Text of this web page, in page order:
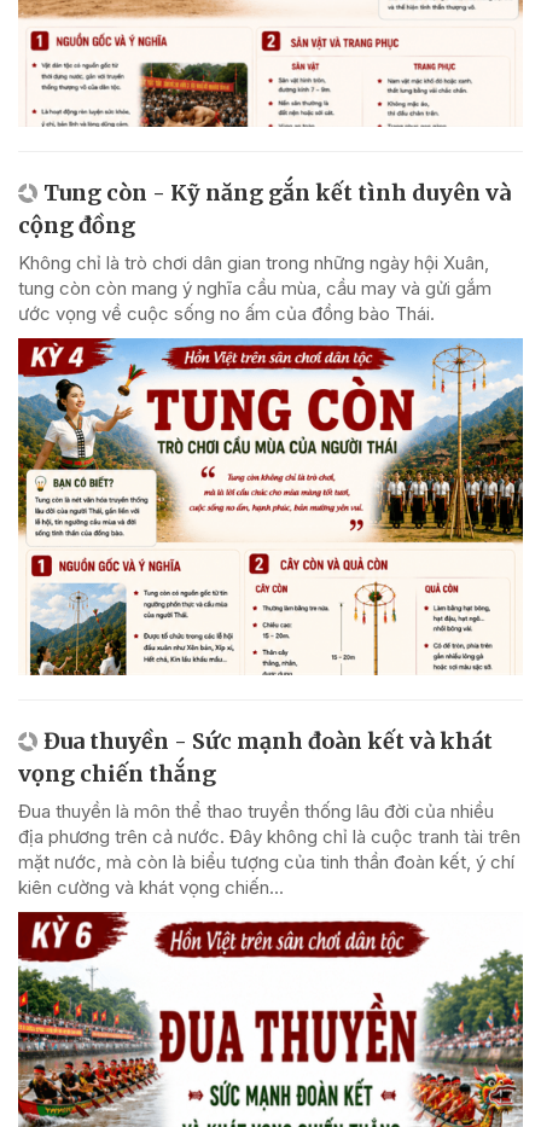
Tung còn - Kỹ năng gắn kết tình duyên và
cộng đồng
Không chỉ là trò chơi dân gian trong những ngày hội Xuân,
tung còn còn mang ý nghĩa cầu mùa, cầu may và gửi gắm
ước vọng về cuộc sống no ấm của đồng bào Thái.
Đua thuyền - Sức mạnh đoàn kết và khát
vọng chiến thắng
Đua thuyền là môn thể thao truyền thống lâu đời của nhiều
địa phương trên cả nước. Đây không chỉ là cuộc tranh tài trên
mặt nước, mà còn là biểu tượng của tinh thần đoàn kết, ý chí
kiên cường và khát vọng chiến...